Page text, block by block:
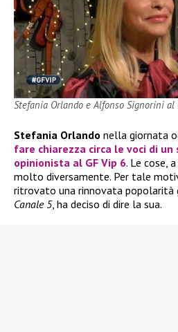
Stefania Orlando e Alfonso Signorini al
Stefania Orlando nella giornata
fare chiarezza circa le voci di un
opinionista al GF Vip 6. Le cose,
molto diversamente. Per tale
ritrovato una rinnovata popolarità
Canale 5, ha deciso di dire la sua.